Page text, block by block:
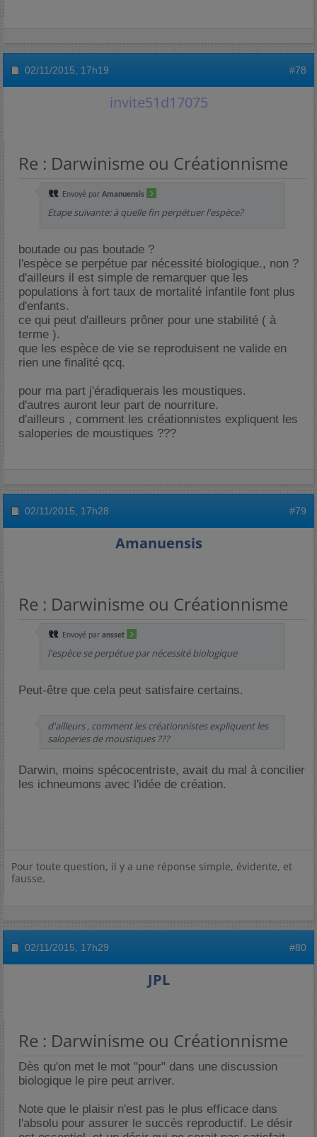
02/11/2015, 17h19 #78
invite51d17075
Re : Darwinisme ou Créationnisme
Envoyé par Amanuensis
Etape suivante: à quelle fin perpétuer l'espèce?
boutade ou pas boutade ?
l'espèce se perpétue par nécessité biologique., non ?
d'ailleurs il est simple de remarquer que les
populations à fort taux de mortalité infantile font plus
d'enfants.
ce qui peut d'ailleurs prôner pour une stabilité ( à
terme ).
que les espèce de vie se reproduisent ne valide en
rien une finalité qcq.
pour ma part j'éradiquerais les moustiques.
d'autres auront leur part de nourriture.
d'ailleurs , comment les créationnistes expliquent les
saloperies de moustiques ???
02/11/2015, 17h28 #79
Amanuensis
Re : Darwinisme ou Créationnisme
Envoyé par ansset
l'espèce se perpétue par nécessité biologique
Peut-être que cela peut satisfaire certains.
d'ailleurs , comment les créationnistes expliquent les
saloperies de moustiques ???
Darwin, moins spécocentriste, avait du mal à concilier
les ichneumons avec l'idée de création.
Pour toute question, il y a une réponse simple, évidente, et
fausse.
02/11/2015, 17h29 #80
JPL
Re : Darwinisme ou Créationnisme
Dès qu'on met le mot "pour" dans une discussion
biologique le pire peut arriver.
Note que le plaisir n'est pas le plus efficace dans
l'absolu pour assurer le succès reproductif. Le désir